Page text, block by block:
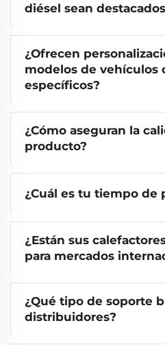
diésel sean
¿Ofrecen
modelos de vehículos
específicos?
¿Cómo aseguran la
producto?
¿Cuál es tu tiempo de
¿Están sus
para mercados
¿Qué tipo de soporte
distribuidores?